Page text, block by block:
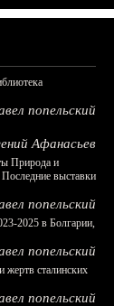
попельский
Афанасьев
Природа и
выставки
попельский
2025 в Болгарии,
попельский
жертв сталинских
попельский